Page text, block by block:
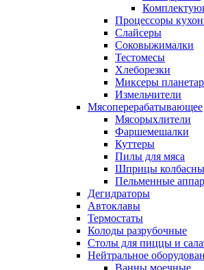
Процессоры
Слайсеры
Соковыжималки
Тестомесы
Хлеборезки
Миксеры
Измельчители
Мясоперерабатывающее
Мясорыхлители
Фаршемешалки
Куттеры
Пилы для мяса
Шприцы
Пельменные
Дегидраторы
Автоклавы
Термостаты
Колоды разрубочные
Столы для пиццы и
Нейтральное
Ванны моечные